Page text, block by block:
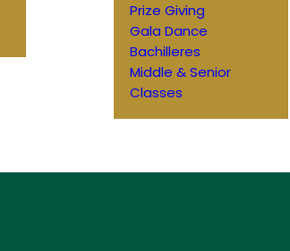
Prize Giving
Gala Dance
Bachilleres
Middle & Senior
Classes